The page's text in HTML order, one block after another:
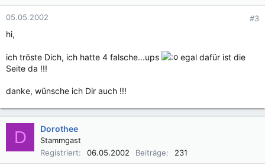
05.05.2002 #3
hi,
ich tröste Dich, ich hatte 4 falsche...ups
egal dafür ist die
Seite da !!!
danke, wünsche ich Dir auch !!!
D Dorothee
Stammgast
Registriert
06.05.2002 Beiträge 231